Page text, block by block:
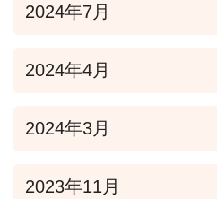
2024年7月
2024年4月
2024年3月
2023年11月